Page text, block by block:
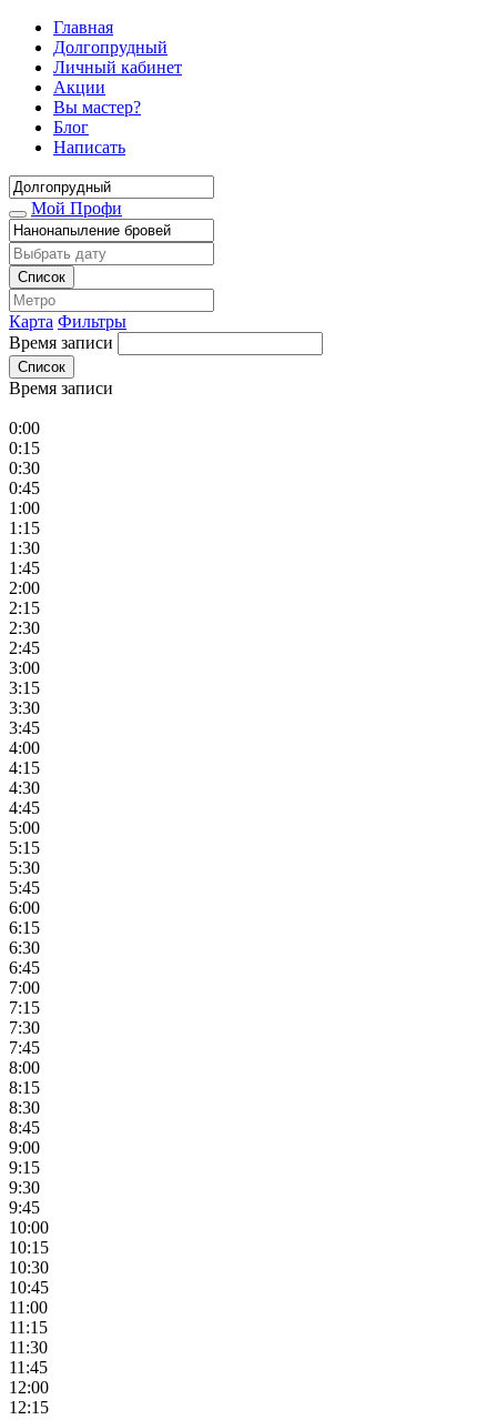
Главная
Долгопрудный
Личный кабинет
Акции
Вы мастер?
Блог
Написать
Мой Профи
Список
Карта Фильтры
Время записи
Список
Время записи
0:00
0:15
0:30
0:45
1:00
1:15
1:30
1:45
2:00
2:15
2:30
2:45
3:00
3:15
3:30
3:45
4:00
4:15
4:30
4:45
5:00
5:15
5:30
5:45
6:00
6:15
6:30
6:45
7:00
7:15
7:30
7:45
8:00
8:15
8:30
8:45
9:00
9:15
9:30
9:45
10:00
10:15
10:30
10:45
11:00
11:15
11:30
11:45
12:00
12:15